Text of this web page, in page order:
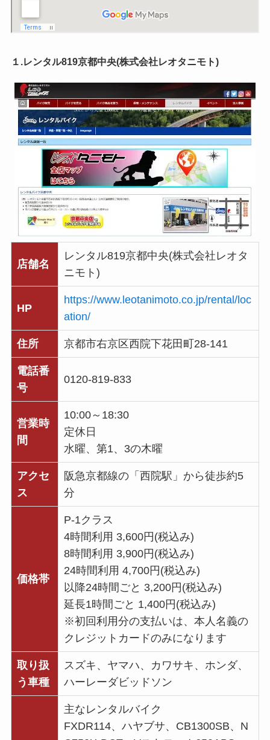
１.レンタル819京都中央(株式会社レオタニモト)
店舗名
レンタル819京都中央(株式会社レオタ
ニモト)
HP
https://www.leotanimoto.co.jp/rental/loc
ation/
住所 京都市右京区西院下花田町28-141
電話番
号
0120-819-833
営業時
間
10:00～18:30
定休日
水曜、第1、3の木曜
アクセ
ス
阪急京都線の「西院駅」から徒歩約5
分
価格帯
P-1クラス
4時間利用 3,600円(税込み)
8時間利用 3,900円(税込み)
24時間利用 4,700円(税込み)
以降24時間ごと 3,200円(税込み)
延長1時間ごと 1,400円(税込み)
※初回利用分の支払いは、本人名義の
クレジットカードのみになります
取り扱
う車種
スズキ、ヤマハ、カワサキ、ホンダ、
ハーレーダビッドソン
主なレンタルバイク
FXDR114、ハヤブサ、CB1300SB、N